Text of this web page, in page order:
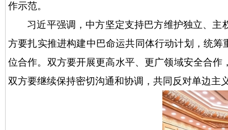
作示范。
习近平强调，中方坚定支持巴方维护独立、
方要扎实推进构建中巴命运共同体行动计划，统筹
位合作。双方要开展更高水平、更广领域安全合
双方要继续保持密切沟通和协调，共同反对单边